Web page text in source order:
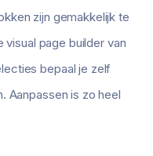
zijn gemakkelijk te
visual page builder van
bepaal je zelf
Aanpassen is zo heel